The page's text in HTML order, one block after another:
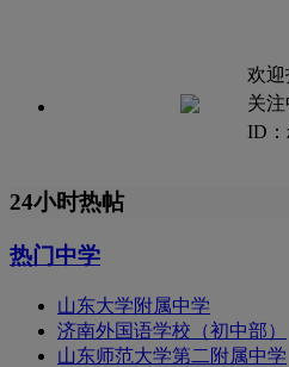
欢
关
ID：
24小时热帖
热门中学
山东大学附属中学
济南外国语学校（初中部）
山东师范大学第二附属中学